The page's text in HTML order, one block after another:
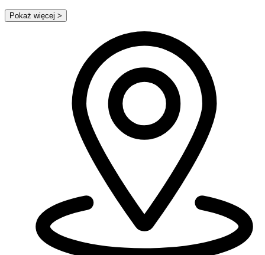
Pokaż więcej >